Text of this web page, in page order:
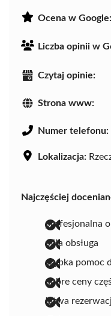
Ocena w Google:
Liczba opinii w
Czytaj opinie:
Strona www:
Numer telefonu:
Lokalizacja:
Najczęściej
profesjonalna
miła obsługa
szybka pomoc
dobre ceny
łatwa